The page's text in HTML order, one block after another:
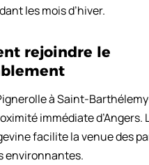
les mois d’hiver.
rejoindre le
à Saint-
immédiate d’Angers.
facilite la venue des
environnantes.